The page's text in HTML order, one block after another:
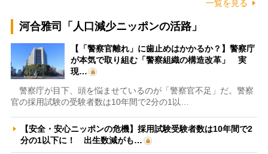
一覧を見る
河合雅司「人口減少ニッポンの活路」
【「警察官離れ」に歯止めはかかるか？】警察庁
が本気で取り組む「警察組織の構造改革」 実
現…
警察庁が目下、頭を悩ませているのが「警察官不足」だ。警察
官の採用試験の受験者数は10年間で2分の1以…
【安全・安心ニッポンの危機】採用試験受験者数は10年間で2
分の1以下に！ 出生数減がも…